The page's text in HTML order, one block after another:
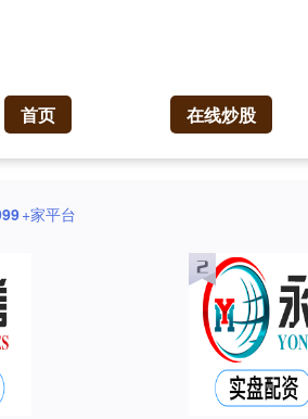
首页 在线炒股
+家平台